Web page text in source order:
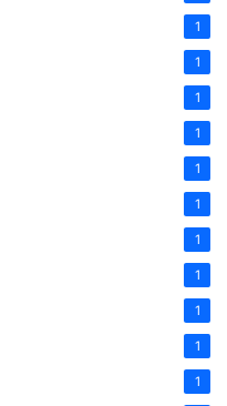
1
1
1
1
1
1
1
1
1
1
1